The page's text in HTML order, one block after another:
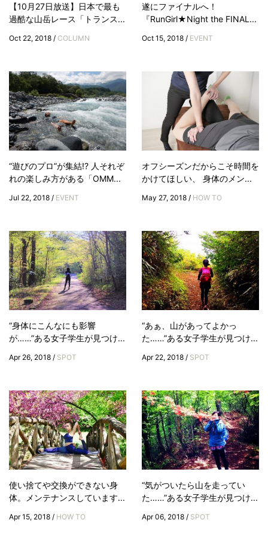
【10月27日放送】日本で最も
過酷な山岳レース「トランス...
Oct 22, 2018 / COLUMN
遂にファイナルへ！
『RunGirl★Night the FINAL...
Oct 15, 2018 / EVENT
“遊びのプロ”が集結!? 人それぞ
れの楽しみ方がある「OMM...
Jul 22, 2018 / EVENT
オフシーズンだからこそ時間を
かけてほしい、 身体のメン...
May 27, 2018 / HOW TO
“身体にこんなにも影響
が……”ある女子学生が見つけ...
Apr 26, 2018 / SPOT
“あぁ、山があってよかっ
た……”ある女子学生が見つけ...
Apr 22, 2018 / SPOT
使い捨てや交換ができない身
体。メンテナンスしています...
Apr 15, 2018 / HOW TO
“気がついたら山を走ってい
た……”ある女子学生が見つけ...
Apr 06, 2018 / SPOT